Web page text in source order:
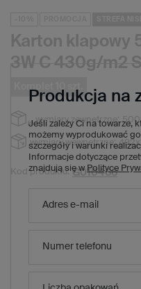
Produkcja na
Jeśli zależy Ci na towarze,
możemy wyprodukować
szczegóły i warunki
Informacje dotyczące
znajdują się w Polityce
Adres e-mail
Numer telefonu
Karton
3W C 430g/m2
wymiary zewnętrzne:
wymiary wewnętrzne:
Kod produktu: G010466
Cena regularna: 63,40 zł
Wysyłka